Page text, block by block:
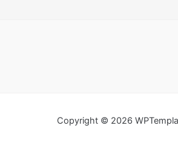
Copyright © 2026